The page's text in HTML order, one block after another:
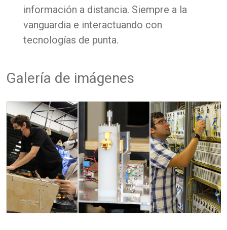
información a distancia. Siempre a la
vanguardia e interactuando con
tecnologías de punta.
Galería de imágenes